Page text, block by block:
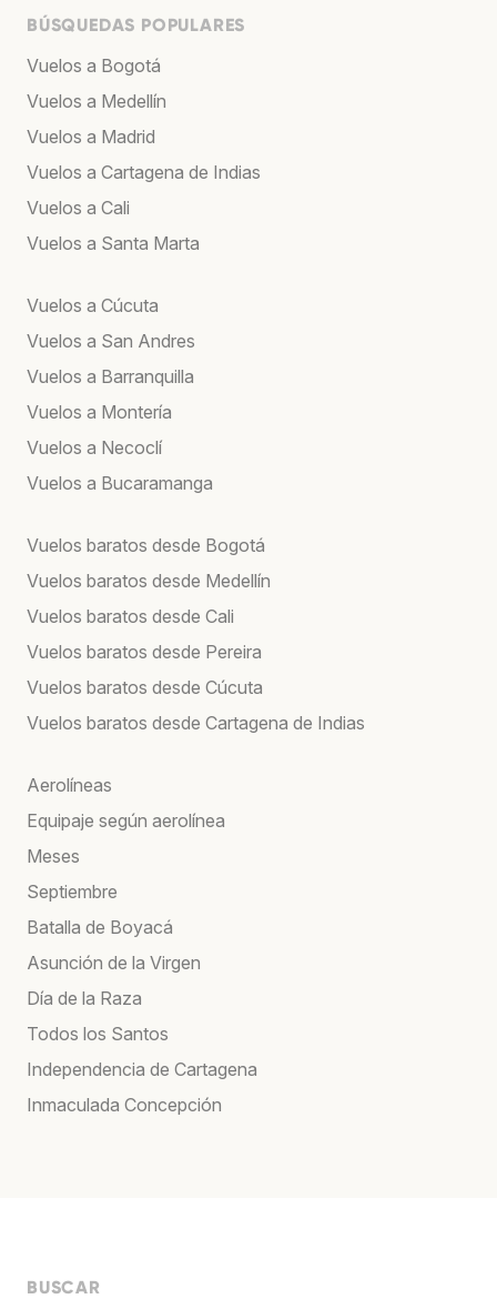
BÚSQUEDAS POPULARES
Vuelos a Bogotá
Vuelos a Medellín
Vuelos a Madrid
Vuelos a Cartagena de Indias
Vuelos a Cali
Vuelos a Santa Marta
Vuelos a Cúcuta
Vuelos a San Andres
Vuelos a Barranquilla
Vuelos a Montería
Vuelos a Necoclí
Vuelos a Bucaramanga
Vuelos baratos desde Bogotá
Vuelos baratos desde Medellín
Vuelos baratos desde Cali
Vuelos baratos desde Pereira
Vuelos baratos desde Cúcuta
Vuelos baratos desde Cartagena de Indias
Aerolíneas
Equipaje según aerolínea
Meses
Septiembre
Batalla de Boyacá
Asunción de la Virgen
Día de la Raza
Todos los Santos
Independencia de Cartagena
Inmaculada Concepción
BUSCAR